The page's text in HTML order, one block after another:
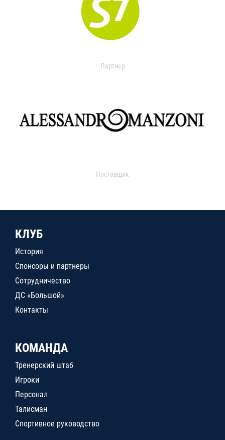
Партнер
Поставщик
КЛУБ
История
Спонсоры и партнеры
Сотрудничество
ДС «Большой»
Контакты
КОМАНДА
Тренерский штаб
Игроки
Персонал
Талисман
Спортивное руководство